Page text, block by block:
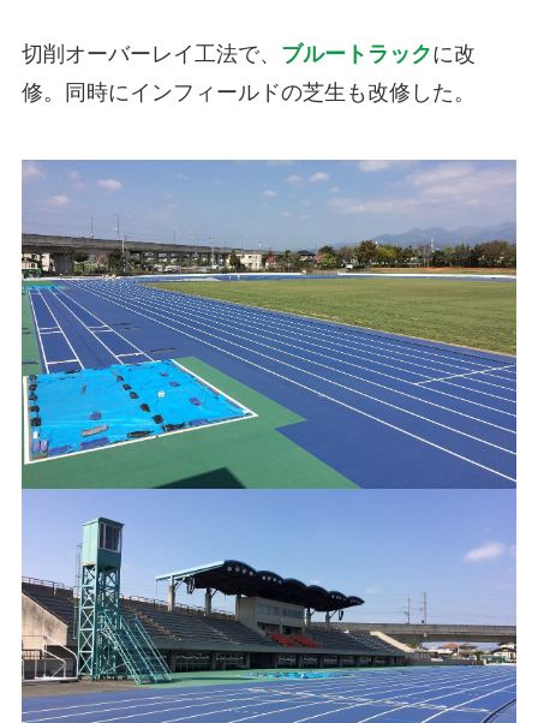
切削オーバーレイ工法で、 ブルートラックに改
修。同時にインフィールドの芝生も改修した。